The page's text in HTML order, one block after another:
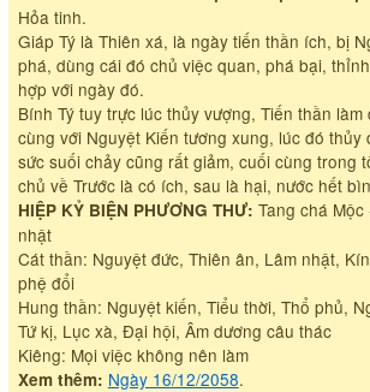
Hỏa tinh.
Giáp Tý là Thiên xá, là ngày tiến thần ích, bị
phá, dùng cái đó chủ việc quan, phá bại,
hợp với ngày đó.
Bính Tý tuy trực lúc thủy vượng, Tiến thần
cùng với Nguyệt Kiến tương xung, lúc đó thủy
sức suối chảy cũng rất giảm, cuối cùng trong
chủ về Trước là có ích, sau là hại, nước hết
HIỆP KỶ BIỆN PHƯƠNG THƯ: Tang chá
nhật
Cát thần: Nguyệt đức, Thiên ân, Lâm nhật,
phệ đổi
Hung thần: Nguyệt kiến, Tiểu thời, Thổ phủ,
Tứ kị, Lục xà, Đại hội, Âm dương câu thác
Kiêng: Mọi việc không nên làm
Xem thêm: Ngày 16/12/2058.